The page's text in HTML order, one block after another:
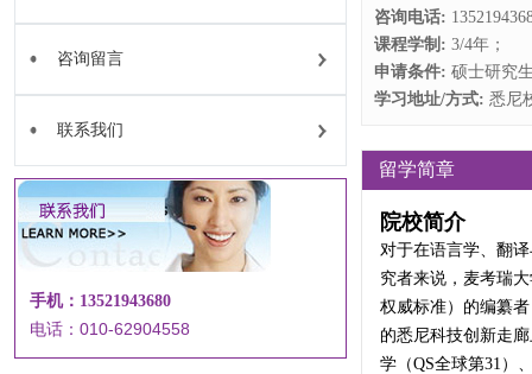
咨询留言
联系我们
手机：13521943680
电话：010-62904558
咨询电话:
课程学制: 3/4年；
申请条件: 硕士研究
学习地址/方式: 悉尼
留学简章
院校简介
对于在语言学、翻
究者来说，麦考瑞
权威标准）的编纂
的悉尼科技创新走
学（QS全球第31）